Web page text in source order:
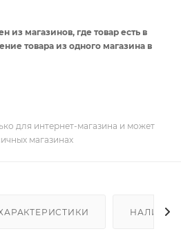
из магазинов, где товар есть в
товара из одного магазина в
для интернет-магазина и может
магазинах
НАЛИЧИЕ